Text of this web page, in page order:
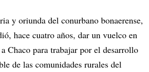
y oriunda del conurbano bonaerense,
hace cuatro años, dar un vuelco en
Chaco para trabajar por el desarrollo
de las comunidades rurales del